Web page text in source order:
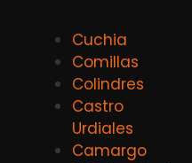
Cuchia
Comillas
Colindres
Castro
Urdiales
Camargo